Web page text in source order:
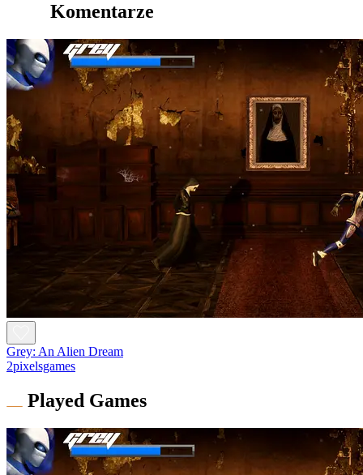
Komentarze
Grey: An Alien Dream
2pixelsgames
Played Games